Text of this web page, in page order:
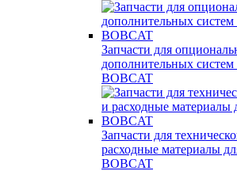
Запчасти для
дополнительных систем
BOBCAT
Запчасти для
расходные материалы
BOBCAT